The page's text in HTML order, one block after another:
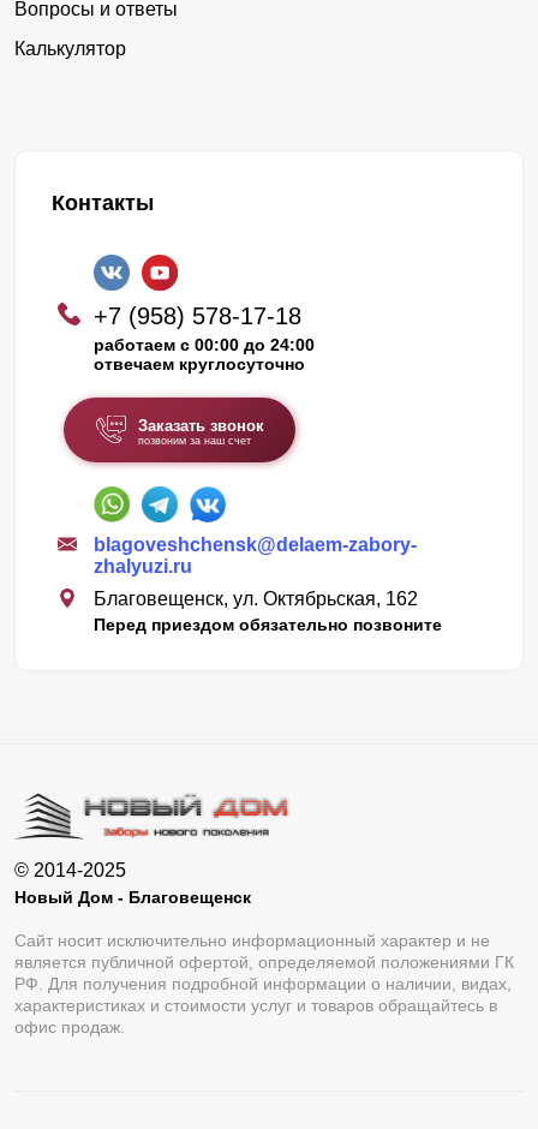
Вопросы и ответы
Калькулятор
Контакты
+7 (958) 578-17-18
работаем с 00:00 до 24:00
отвечаем круглосуточно
Заказать звонок
позвоним за наш счет
blagoveshchensk@delaem-zabory-
zhalyuzi.ru
Благовещенск, ул. Октябрьская, 162
Перед приездом обязательно позвоните
© 2014-2025
Новый Дом - Благовещенск
Сайт носит исключительно информационный характер и не
является публичной офертой, определяемой положениями ГК
РФ. Для получения подробной информации о наличии, видах,
характеристиках и стоимости услуг и товаров обращайтесь в
офис продаж.